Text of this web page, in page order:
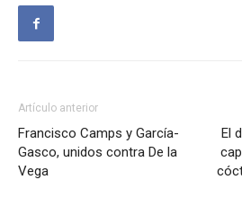
Artículo anterior
Francisco Camps y García-
Gasco, unidos contra De la
Vega
El